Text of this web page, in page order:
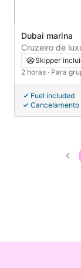
Dubai marina
Cruzeiro de
Skipper
2 horas · Para
Fuel included